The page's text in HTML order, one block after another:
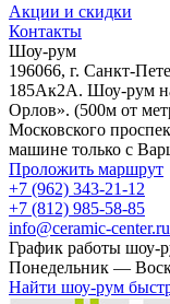
Акции и скидки
Контакты
Шоу-рум
196066, г. Санкт-
185Ак2А. Шоу-рум
Орлов». (500м от
Московского
машине только с
Проложить маршрут
+7 (962) 343-21-12
+7 (812) 985-58-85
info@ceramic-center.ru
График работы шоу-
Понедельник —
Найти шоу-рум